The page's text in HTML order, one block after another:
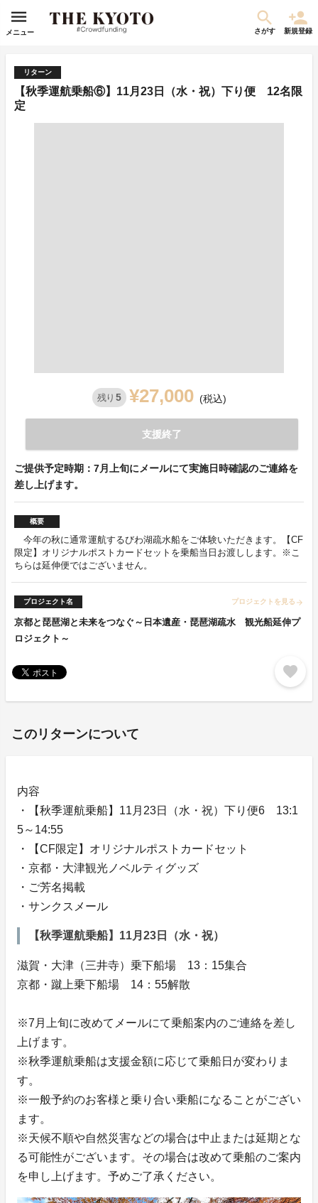
メニュー さがす 新規登録
リターン
【秋季運航乗船⑥】11月23日（水・祝）下り便 12名限
定
残り 5 ¥27,000 (税込)
支援終了
ご提供予定時期：7月上旬にメールにて実施日時確認のご連絡を
差し上げます。
概要
今年の秋に通常運航するびわ湖疏水船をご体験いただきます。【CF
限定】オリジナルポストカードセットを乗船当日お渡しします。※こ
ちらは延伸便ではございません。
プロジェクト名 プロジェクトを見る arrow_forward
京都と琵琶湖と未来をつなぐ～日本遺産・琵琶湖疏水 観光船延伸プ
ロジェクト～
favorite
このリターンについて
内容
・【秋季運航乗船】11月23日（水・祝）下り便6 13:1
5～14:55
・【CF限定】オリジナルポストカードセット
・京都・大津観光ノベルティグッズ
・ご芳名掲載
・サンクスメール
【秋季運航乗船】11月23日（水・祝）
滋賀・大津（三井寺）乗下船場 13：15集合
京都・蹴上乗下船場 14：55解散
※7月上旬に改めてメールにて乗船案内のご連絡を差し
上げます。
※秋季運航乗船は支援金額に応じて乗船日が変わりま
す。
※一般予約のお客様と乗り合い乗船になることがござい
ます。
※天候不順や自然災害などの場合は中止または延期とな
る可能性がございます。その場合は改めて乗船のご案内
を申し上げます。予めご了承ください。